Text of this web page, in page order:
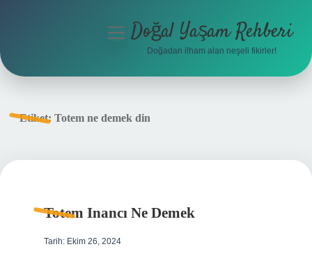
menüyüDoğal Yaşam Rehberi
Doğadan ilham alan neşeli fikirler!
Etiket: Totem ne demek din
Totem Inancı Ne Demek
Tarih: Ekim 26, 2024